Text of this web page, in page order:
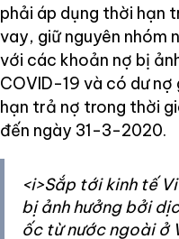
phải áp dụng thời hạn
vay, giữ nguyên nhóm
với các khoản nợ bị
COVID-19 và có dư
hạn trả nợ trong thời
đến ngày 31-3-2020.
<i>Sắp tới kinh tế
bị ảnh hưởng bởi
ốc từ nước ngoài ở